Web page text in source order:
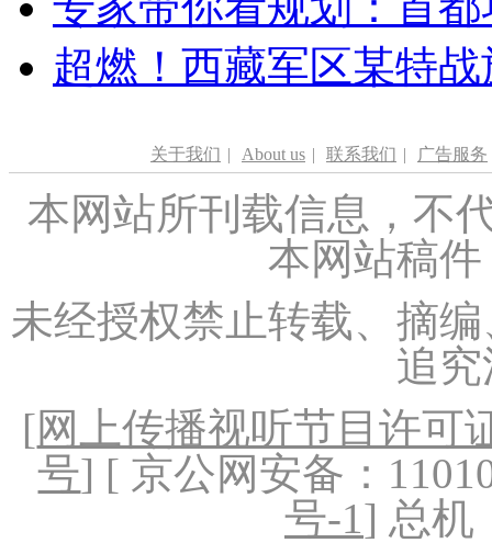
超燃！西藏军区某特
关于我们 | About us | 联系我们 | 广告服务
本网站所刊载信息，不
本网站稿
未经授权禁止转载、摘
追
[网上传播视听节目许可
号] [ 京公网安备：
号-1] 总机